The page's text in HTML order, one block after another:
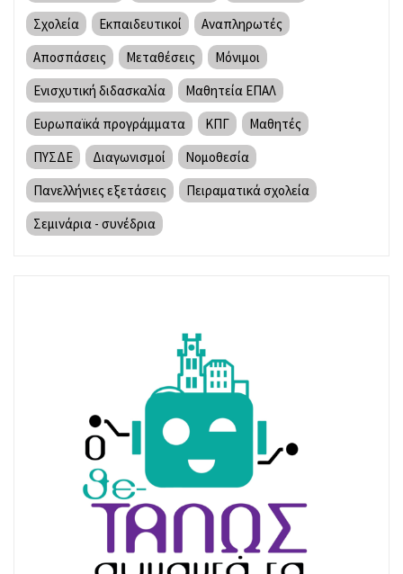
Σχολεία
Εκπαιδευτικοί
Αναπληρωτές
Αποσπάσεις
Μεταθέσεις
Μόνιμοι
Ενισχυτική διδασκαλία
Μαθητεία ΕΠΑΛ
Ευρωπαϊκά προγράμματα
ΚΠΓ
Μαθητές
ΠΥΣΔΕ
Διαγωνισμοί
Νομοθεσία
Πανελλήνιες εξετάσεις
Πειραματικά σχολεία
Σεμινάρια - συνέδρια